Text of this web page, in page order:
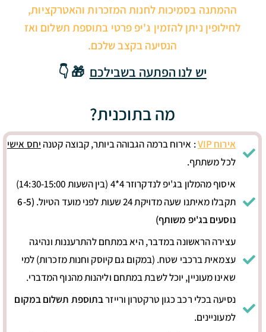
ההמתנה בסמיכות לחנות המזכרות והאטרקציות,
לחילופין ניתן להזמין ג'יפ פרטי בתוספת תשלום ואז
הנסיעה בקצב שלכם.
יש לנו הפתעה בשבילכם 🎁 👇
מה בתוכנית?
אירוח VIP : אירוח ברמה הגבוהה ביותר, קבוצה קטנה יחס אישי
לכל משתתף.
איסוף מהמלון בג'יפ לנדקרוזר 4*4 (בין השעות 14:30-15:00)
תקבלו מאיתנו שעה מדויקת 24 שעות לפני מועד הטיול.
(6-5
נוסעים בג'יפ משותף)
עצירה הראשונה במדבר, היא במתחם להתרעננות ונהיגה
עצמאית ברכבי שטח. (במקום גם קיוסק וחנות מזכרות) למי
שאינו מעוניין, יוכל לשבת במתחם וליהנות מהנוף המדברי.
נסיעה בכלי רכב כגון טרקטרון ורייזרבתוספת תשלום במקום
למעוניינים.